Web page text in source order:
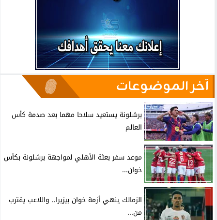
آخر الموضوعات
برشلونة يستعيد سلاحا مهما بعد صدمة كأس
العالم
موعد سفر بعثة الأهلي لمواجهة برشلونة بكأس
خوان...
الزمالك ينهي أزمة خوان بيزيرا.. واللاعب يقترب
من...